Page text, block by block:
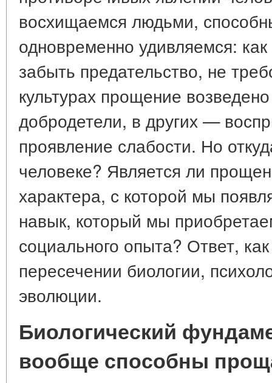
восхищаемся людьми,
одновременно удивляемся:
забыть предательство, не
культурах прощение
добродетели, в других —
проявление слабости. Но
человеке? Является ли
характера, с которой мы
навык, который мы
социального опыта? Ответ,
пересечении биологии,
эволюции.
Биологический
вообще способны